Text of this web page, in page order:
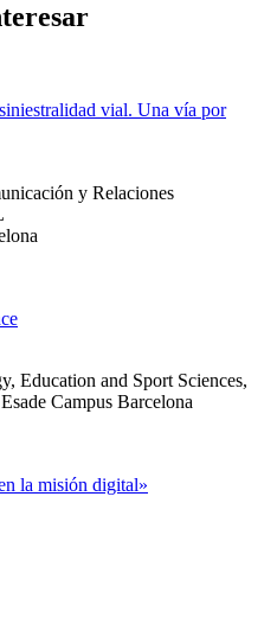
vial. Una vía por
y Relaciones
Education and Sport Sciences,
Campus Barcelona
la misión digital»